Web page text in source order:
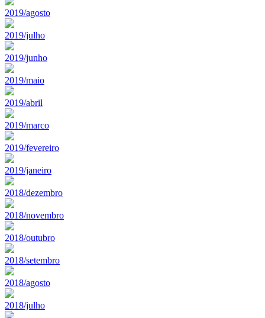
2019/agosto
2019/julho
2019/junho
2019/maio
2019/abril
2019/marco
2019/fevereiro
2019/janeiro
2018/dezembro
2018/novembro
2018/outubro
2018/setembro
2018/agosto
2018/julho